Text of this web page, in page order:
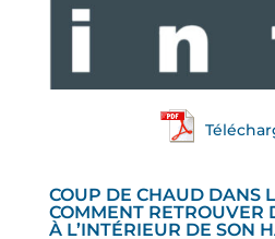
COUP DE CHAUD DANS
COMMENT RETROUVER
À L’INTÉRIEUR DE SON